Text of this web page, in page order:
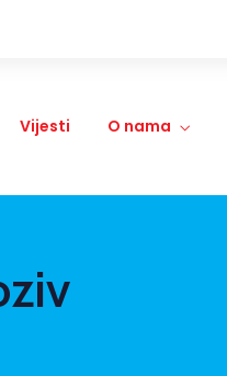
Vijesti O nama